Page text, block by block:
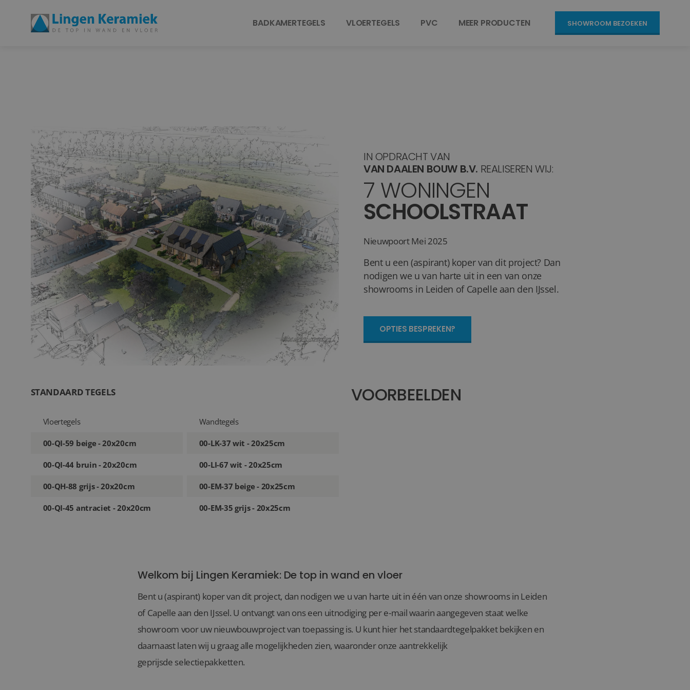
BADKAMERTEGELS VLOERTEGELS PVC MEER PRODUCTEN SHOWROOM BEZOEKEN
IN OPDRACHT VAN
VAN DAALEN BOUW B.V. REALISEREN WIJ:
7 WONINGEN
SCHOOLSTRAAT
NieuwpoortMei 2025
Bent u een (aspirant) koper van dit project? Dan
nodigen we u van harte uit in een van onze
showrooms in Leiden of Capelle aan den IJssel.
OPTIES BESPREKEN?
STANDAARD TEGELS
Vloertegels
00-QI-59 beige - 20x20cm
00-QI-44 bruin - 20x20cm
00-QH-88 grijs - 20x20cm
00-QI-45 antraciet - 20x20cm
Wandtegels
00-LK-37 wit - 20x25cm
00-LI-67 wit - 20x25cm
00-EM-37 beige - 20x25cm
00-EM-35 grijs - 20x25cm
VOORBEELDEN
Welkom bij Lingen Keramiek: De top in wand en vloer
Bent u (aspirant) koper van dit project, dan nodigen we u van harte uit in één van onze showrooms in Leiden
of Capelle aan den IJssel. U ontvangt van ons een uitnodiging per e-mail waarin aangegeven staat welke
showroom voor uw nieuwbouwproject van toepassing is. U kunt hier het standaardtegelpakket bekijken en
daarnaast laten wij u graag alle mogelijkheden zien, waaronder onze aantrekkelijk
geprijsde selectiepakketten.